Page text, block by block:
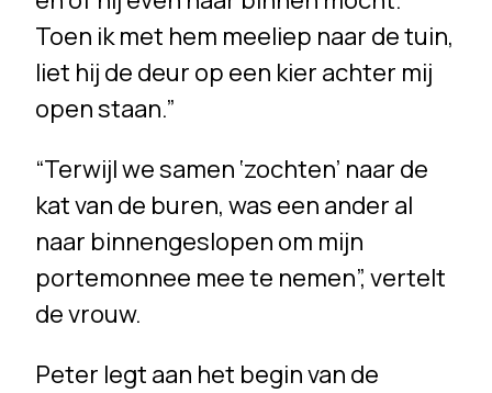
Toen ik met hem meeliep naar de tuin,
liet hij de deur op een kier achter mij
open staan.”
“Terwijl we samen ‘zochten’ naar de
kat van de buren, was een ander al
naar binnengeslopen om mijn
portemonnee mee te nemen”, vertelt
de vrouw.
Peter legt aan het begin van de